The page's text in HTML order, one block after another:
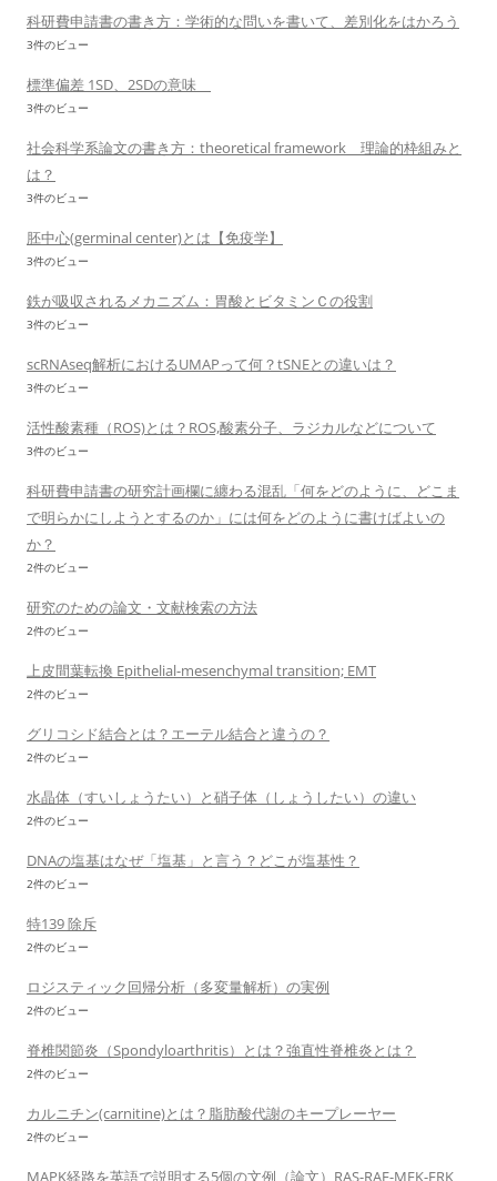
科研費申請書の書き方：学術的な問いを書いて、差別化をはかろう
3件のビュー
標準偏差 1SD、2SDの意味
3件のビュー
社会科学系論文の書き方：theoretical framework 理論的枠組みと
は？
3件のビュー
胚中心(germinal center)とは【免疫学】
3件のビュー
鉄が吸収されるメカニズム：胃酸とビタミンＣの役割
3件のビュー
scRNAseq解析におけるUMAPって何？tSNEとの違いは？
3件のビュー
活性酸素種（ROS)とは？ROS,酸素分子、ラジカルなどについて
3件のビュー
科研費申請書の研究計画欄に纏わる混乱「何をどのように、どこま
で明らかにしようとするのか」には何をどのように書けばよいの
か？
2件のビュー
研究のための論文・文献検索の方法
2件のビュー
上皮間葉転換 Epithelial-mesenchymal transition; EMT
2件のビュー
グリコシド結合とは？エーテル結合と違うの？
2件のビュー
水晶体（すいしょうたい）と硝子体（しょうしたい）の違い
2件のビュー
DNAの塩基はなぜ「塩基」と言う？どこが塩基性？
2件のビュー
特139 除斥
2件のビュー
ロジスティック回帰分析（多変量解析）の実例
2件のビュー
脊椎関節炎（Spondyloarthritis）とは？強直性脊椎炎とは？
2件のビュー
カルニチン(carnitine)とは？脂肪酸代謝のキープレーヤー
2件のビュー
MAPK経路を英語で説明する5個の文例（論文）RAS-RAF-MEK-ERK